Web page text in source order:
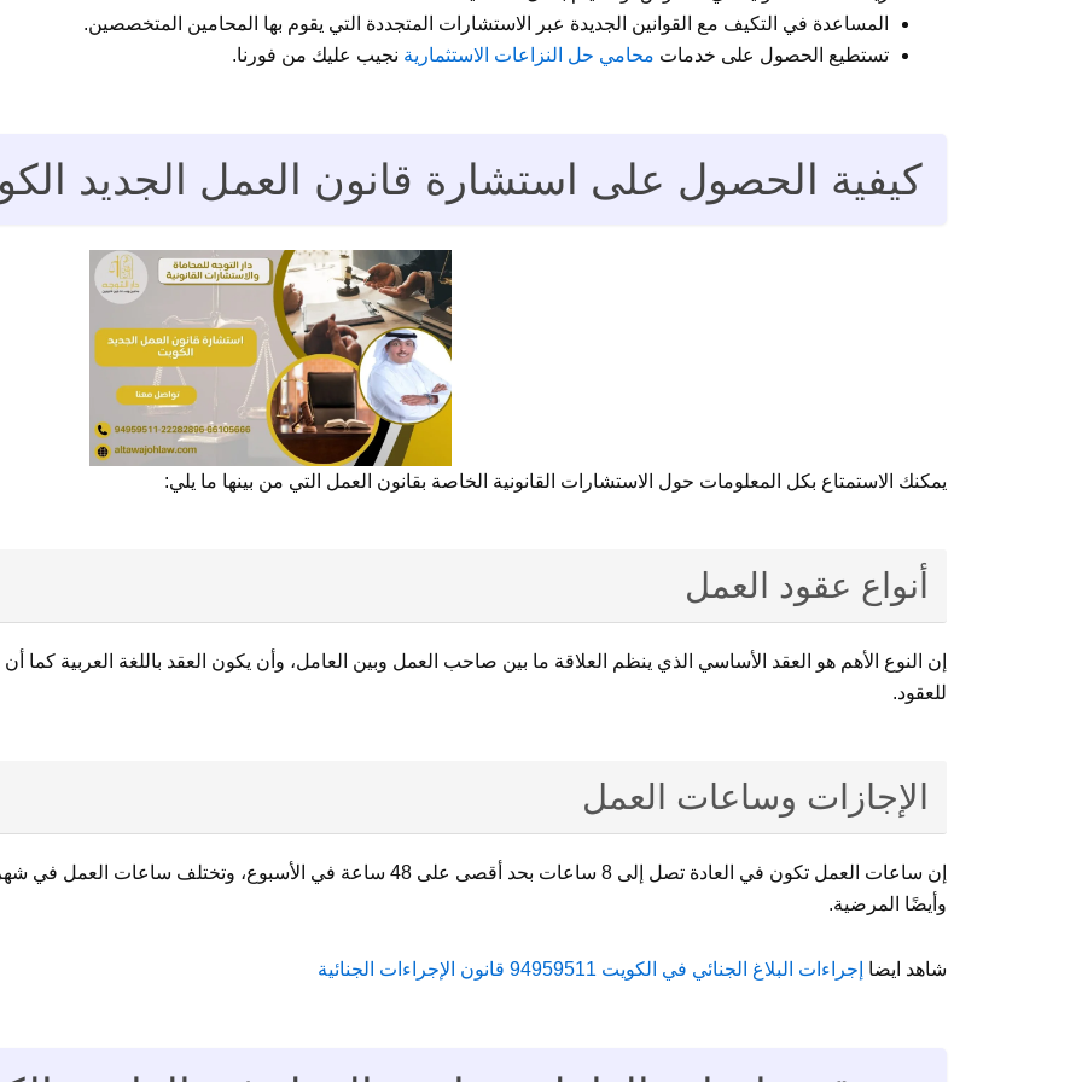
المساعدة في التكيف مع القوانين الجديدة عبر الاستشارات المتجددة التي يقوم بها المحامين المتخصصين.
تستطيع الحصول على خدمات محامي حل النزاعات الاستثمارية نجيب عليك من فورنا.
كيفية الحصول على استشارة قانون العمل الجديد
يمكنك الاستمتاع بكل المعلومات حول الاستشارات القانونية الخاصة بقانون العمل التي من بينها ما يلي:
أنواع عقود العمل
إن النوع الأهم هو العقد الأساسي الذي ينظم العلاقة ما بين صاحب العمل وبين العامل، وأن يكون العقد باللغة العربية كما
للعقود.
الإجازات وساعات العمل
إن ساعات العمل تكون في العادة تصل إلى 8 ساعات بحد أقصى على 48 ساعة في
وأيضًا المرضية.
شاهد ايضا إجراءات البلاغ الجنائي في الكويت 94959511 قانون الإجراءات الجنائية